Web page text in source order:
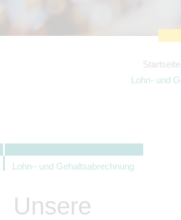
Startseite
Lohn- und
Lohn– und Gehaltsabrechnung
Unsere
Angebotes
Angeboten von z.B.